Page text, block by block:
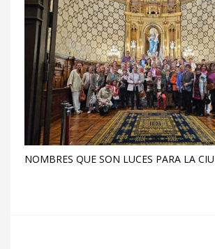
NOMBRES QUE SON LUCES PARA LA